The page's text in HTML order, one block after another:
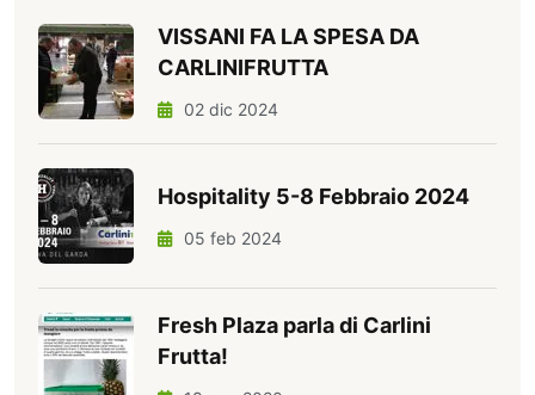
VISSANI FA LA SPESA DA
CARLINIFRUTTA
02 dic 2024
Hospitality 5-8 Febbraio 2024
05 feb 2024
Fresh Plaza parla di Carlini
Frutta!